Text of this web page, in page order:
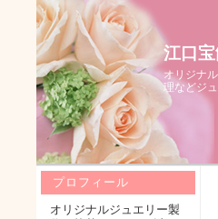
江口
オリジナ
理などジ
プロフィール
オリジナルジュエリー製